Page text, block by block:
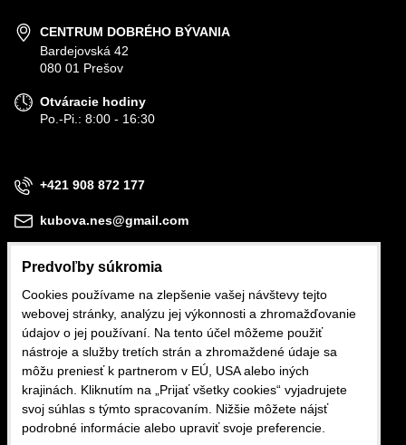
CENTRUM DOBRÉHO BÝVANIA
Bardejovská 42
080 01 Prešov
Otváracie hodiny
Po.-Pi.: 8:00 - 16:30
+421 908 872 177
kubova.nes@gmail.com
Obchodné podmienky
Reklamačné podmienky
Ochrana osobných údajov
Predvoľby súkromia
Cookies používame na zlepšenie vašej návštevy tejto
webovej stránky, analýzu jej výkonnosti a zhromažďovanie
údajov o jej používaní. Na tento účel môžeme použiť
nástroje a služby tretích strán a zhromaždené údaje sa
môžu preniesť k partnerom v EÚ, USA alebo iných
krajinách. Kliknutím na „Prijať všetky cookies“ vyjadrujete
svoj súhlas s týmto spracovaním. Nižšie môžete nájsť
podrobné informácie alebo upraviť svoje preferencie.